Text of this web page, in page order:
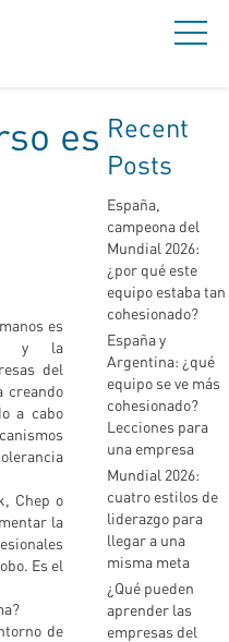
es
es
y la
del
creando
a cabo
Chep o
la
Es el
de
Recent
Posts
España,
campeona del
Mundial 2026:
¿por qué este
equipo estaba tan
cohesionado?
España y
Argentina: ¿qué
equipo se ve más
cohesionado?
Lecciones para
una empresa
Mundial 2026:
cuatro estilos de
liderazgo para
llegar a una
misma meta
¿Qué pueden
aprender las
empresas del